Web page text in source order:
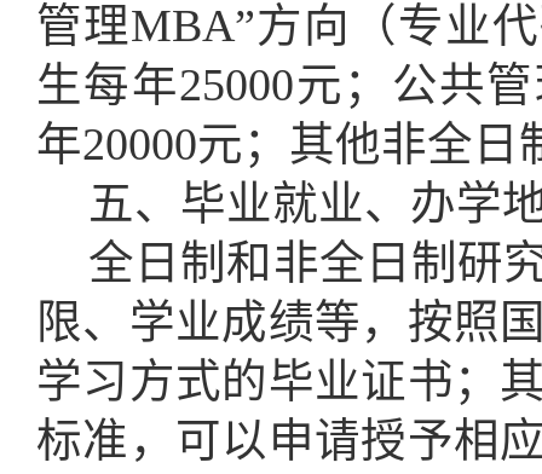
管理MBA”方向
（专业
生每年25000元 ； 公共
年20000元； 其他非全日
五、毕业就业、办学
全日制和非全日制研
限、学业成绩等，按照
学习方式的毕业证书；
标准，可以申请授予相